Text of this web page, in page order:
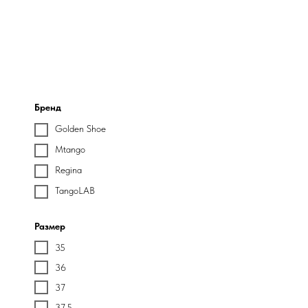
Бренд
Golden Shoe
Mtango
Regina
TangoLAB
Размер
35
36
37